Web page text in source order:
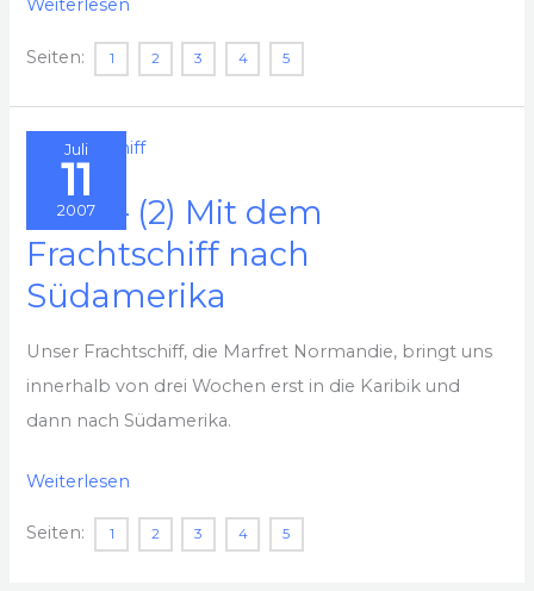
Einmal
quer
durch
Südamerika
Weiterlesen
Seiten: 1 2 3 4 5
Juli
11
2007
2007 – (2) Mit dem
Frachtschiff nach
Südamerika
Unser Frachtschiff, die Marfret Normandie, bringt uns
innerhalb von drei Wochen erst in die Karibik und
dann nach Südamerika.
2007
Weiterlesen
Seiten: 1 2 3 4 5